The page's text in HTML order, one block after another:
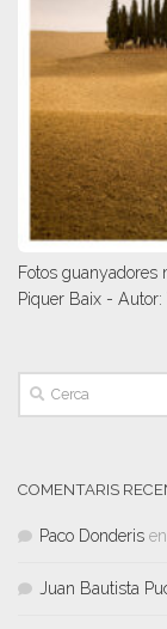
Fotos
Piquer Baix - Autor:
COMENTARIS
Paco Donderis en
Juan Bautista